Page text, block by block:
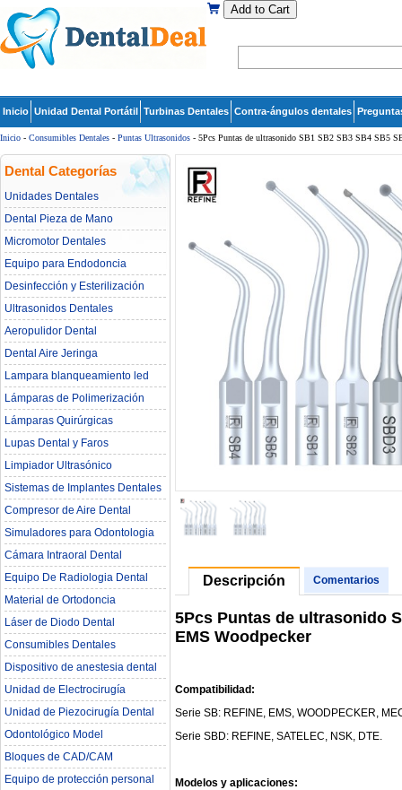
Add to Cart
Inicio Unidad Dental Portátil Turbinas Dentales Contra-ángulos dentales
Inicio - Consumibles Dentales - Puntas Ultrasonidos - 5Pcs Puntas de ultrasonido SB1 SB2 SB3 SB4 SB5
Dental Categorías
Unidades Dentales
Dental Pieza de Mano
Micromotor Dentales
Equipo para Endodoncia
Desinfección y Esterilización
Ultrasonidos Dentales
Aeropulidor Dental
Dental Aire Jeringa
Lampara blanqueamiento led
dental
Lámparas de Polimerización
Lámparas Quirúrgicas
Lupas Dental y Faros
Limpiador Ultrasónico
Sistemas de Implantes Dentales
Compresor de Aire Dental
Simuladores para Odontologia
Cámara Intraoral Dental
Equipo De Radiologia Dental‎
Material de Ortodoncia
Láser de Diodo Dental
Consumibles Dentales
Dispositivo de anestesia dental
Unidad de Electrocirugía
Unidad de Piezocirugía Dental
Odontológico Model
Bloques de CAD/CAM
Equipo de protección personal
Descripción Comentarios
5Pcs Puntas de ultrasonido
EMS Woodpecker
Compatibilidad:
Serie SB: REFINE, EMS, WOODPECKER,
Serie SBD: REFINE, SATELEC, NSK, DTE.
Modelos y aplicaciones: